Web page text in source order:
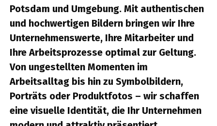
Potsdam und Umgebung. Mit authentischen
und hochwertigen Bildern bringen wir Ihre
Unternehmenswerte, Ihre Mitarbeiter und
Ihre Arbeitsprozesse optimal zur Geltung.
Von ungestellten Momenten im
Arbeitsalltag bis hin zu Symbolbildern,
Porträts oder Produktfotos – wir schaffen
eine visuelle Identität, die Ihr Unternehmen